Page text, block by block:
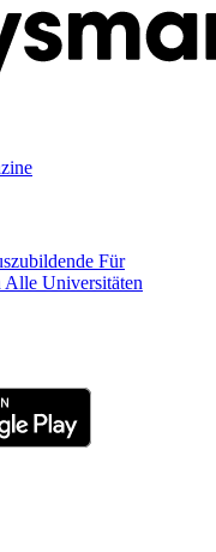
Für
Alle Universitäten